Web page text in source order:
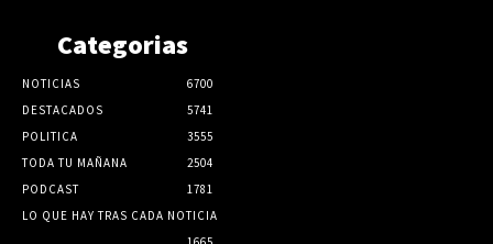
Categorias
NOTICIAS
6700
DESTACADOS
5741
POLITICA
3555
TODA TU MAÑANA
2504
PODCAST
1781
LO QUE HAY TRAS CADA NOTICIA